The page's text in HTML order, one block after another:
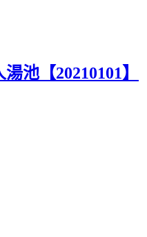
池【20210101】